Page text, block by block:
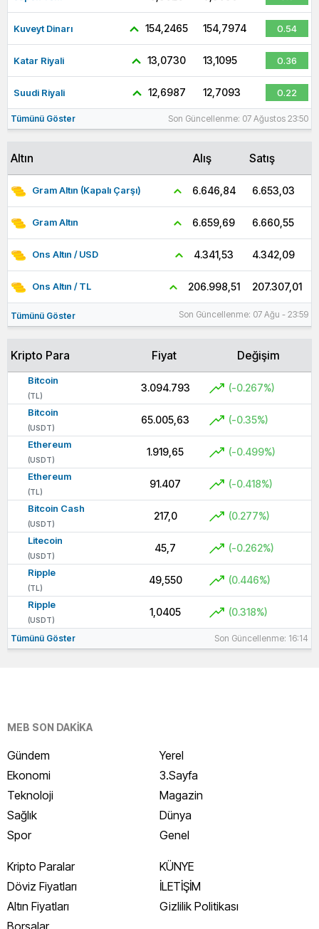
Kuveyt Dinarı 154,2465 154,7974 0.54
Katar Riyali 13,0730 13,1095 0.36
Suudi Riyali 12,6987 12,7093 0.22
Tümünü Göster Son Güncellenme: 07 Ağustos 23:50
Altın Alış Satış
Gram Altın (Kapalı Çarşı) 6.646,84 6.653,03
Gram Altın 6.659,69 6.660,55
Ons Altın / USD 4.341,53 4.342,09
Ons Altın / TL 206.998,51 207.307,01
Tümünü Göster Son Güncellenme: 07 Ağu - 23:59
Kripto Para Fiyat Değişim
Bitcoin
(TL)
3.094.793 (-0.267%)
Bitcoin
(USDT)
65.005,63 (-0.35%)
Ethereum
(USDT)
1.919,65 (-0.499%)
Ethereum
(TL)
91.407 (-0.418%)
Bitcoin Cash
(USDT)
217,0 (0.277%)
Litecoin
(USDT)
45,7 (-0.262%)
Ripple
(TL)
49,550 (0.446%)
Ripple
(USDT)
1,0405 (0.318%)
Tümünü Göster Son Güncellenme: 16:14
MEB SON DAKİKA
Gündem
Ekonomi
Teknoloji
Sağlık
Spor
Yerel
3.Sayfa
Magazin
Dünya
Genel
Kripto Paralar
Döviz Fiyatları
Altın Fiyatları
KÜNYE
İLETİŞİM
Gizlilik Politikası